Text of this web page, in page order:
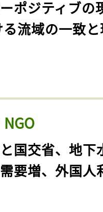
ポジティブの
流域の一致
国交省、地下
要増、外国人